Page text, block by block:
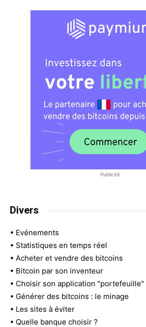
Publicité
Divers
• Evénements
• Statistiques en temps réel
• Acheter et vendre des bitcoins
• Bitcoin par son inventeur
• Choisir son application "portefeuille"
• Générer des bitcoins : le minage
• Les sites à éviter
• Quelle banque choisir ?